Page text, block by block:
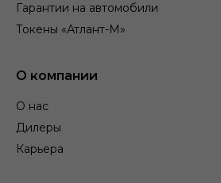
Гарантии на автомобили
Токены «Атлант-М»
О компании
О нас
Дилеры
Карьера